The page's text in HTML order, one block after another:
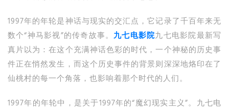
1997年的年轮是神话与现实的交汇点，它记录了千百年来无
数个“神马影视”的传奇故事。九七电影院九七电影院最新写
真片以为：在这个充满神话色彩的时代，一个神秘的历史事
件正在悄然发生，而这个历史事件的背景则深深地烙印在了
仙桃村的每一个角落，也影响着那个时代的人们。
1997年的年轮中，是关于1997年的“魔幻现实主义”。九七电